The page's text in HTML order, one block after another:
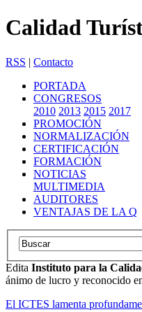
Calidad
RSS | Contacto
PORTADA
CONGRESOS
2010 2013 2015 2017
PROMOCIÓN
NORMALIZACIÓN
CERTIFICACIÓN
FORMACIÓN
NOTICIAS
MULTIMEDIA
AUDITORES
VENTAJAS DE LA Q
Edita Instituto para la
ánimo de lucro y reconocido
El ICTES lamenta